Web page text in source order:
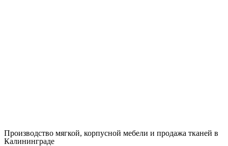
Производство мягкой, корпусной мебели и продажа тканей в
Калининграде